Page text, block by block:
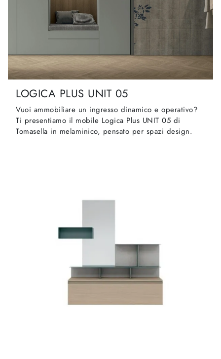
LOGICA PLUS UNIT 05
Vuoi ammobiliare un ingresso dinamico e operativo?
Ti presentiamo il mobile Logica Plus UNIT 05 di
Tomasella in melaminico, pensato per spazi design.